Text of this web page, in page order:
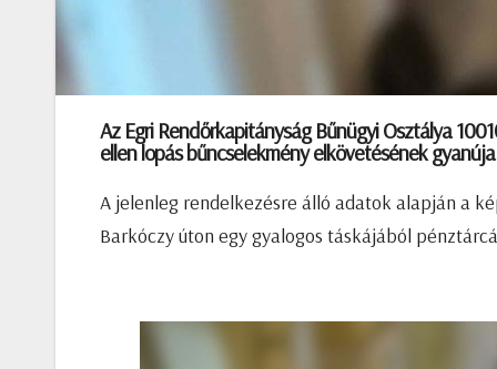
Az Egri Rendőrkapitányság Bűnügyi Osztálya
ellen lopás bűncselekmény elkövetésének
A jelenleg rendelkezésre álló adatok alapján a
Barkóczy úton egy gyalogos táskájából